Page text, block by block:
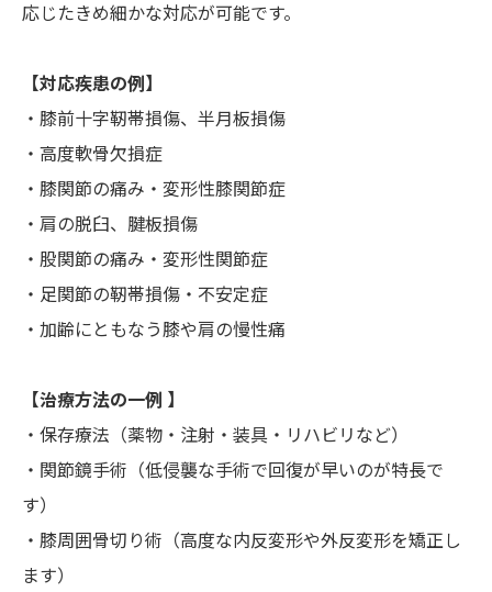
応じたきめ細かな対応が可能です。
【対応疾患の例】
・膝前十字靭帯損傷、半月板損傷
・高度軟骨欠損症
・膝関節の痛み・変形性膝関節症
・肩の脱臼、腱板損傷
・股関節の痛み・変形性関節症
・足関節の靭帯損傷・不安定症
・加齢にともなう膝や肩の慢性痛
【治療方法の一例 】
・保存療法（薬物・注射・装具・リハビリなど）
・関節鏡手術（低侵襲な手術で回復が早いのが特長で
す）
・膝周囲骨切り術（高度な内反変形や外反変形を矯正し
ます）